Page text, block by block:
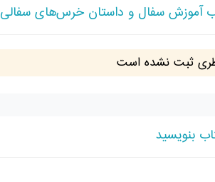
آموزش سفال و داستان خرس‌های سفالی
ثبت نشده است
بنویسید